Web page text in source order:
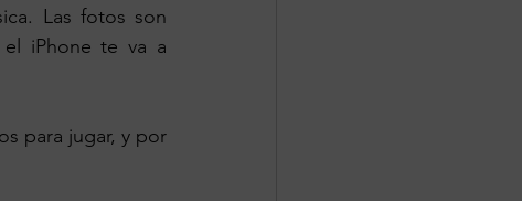
Las fotos son
iPhone te va a
para jugar, y por